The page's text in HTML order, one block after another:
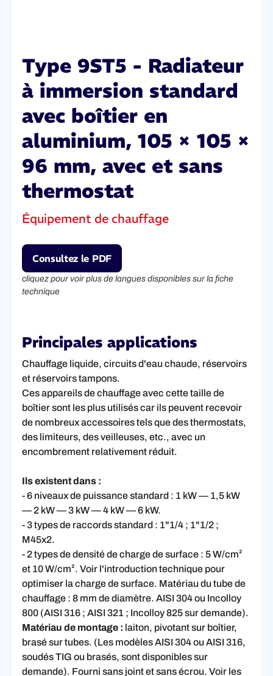
Type 9ST5 - Radiateur
à immersion standard
avec boîtier en
aluminium, 105 × 105 ×
96 mm, avec et sans
thermostat
Équipement de chauffage
Consultez le PDF
cliquez pour voir plus de langues disponibles sur la fiche
technique
Principales applications
Chauffage liquide, circuits d'eau chaude, réservoirs
et réservoirs tampons.
Ces appareils de chauffage avec cette taille de
boîtier sont les plus utilisés car ils peuvent recevoir
de nombreux accessoires tels que des thermostats,
des limiteurs, des veilleuses, etc., avec un
encombrement relativement réduit.
Ils existent dans :
- 6 niveaux de puissance standard : 1 kW — 1,5 kW
— 2 kW — 3 kW — 4 kW — 6 kW.
- 3 types de raccords standard : 1"1/4 ; 1"1/2 ;
M45x2.
- 2 types de densité de charge de surface : 5 W/cm²
et 10 W/cm². Voir l'introduction technique pour
optimiser la charge de surface. Matériau du tube de
chauffage : 8 mm de diamètre. AISI 304 ou Incolloy
800 (AISI 316 ; AISI 321 ; Incolloy 825 sur demande).
Matériau de montage : laiton, pivotant sur boîtier,
brasé sur tubes. (Les modèles AISI 304 ou AISI 316,
soudés TIG ou brasés, sont disponibles sur
demande). Fourni sans joint et sans écrou. Voir les